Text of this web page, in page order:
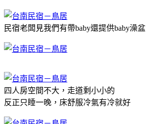
民宿老闆見我們有帶baby還提供baby澡盆
四人房空間不大，走道剩小小的
反正只睡一晚，床舒服冷氣有冷就好